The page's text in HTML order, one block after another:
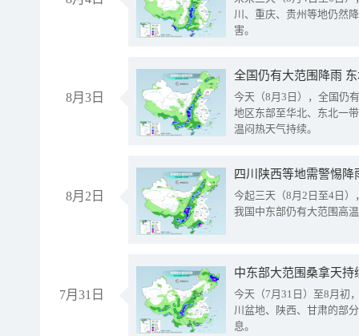
川、重庆、贵州等地仍然
害。
8月3日
全国仍有大范围降雨
今天（8月3日），全国仍
地区东部至华北、东北一
温闷热天气持续。
8月2日
今起三天（8月2日至4日
我国中东部仍有大范围高
7月31日
中东部大范围桑拿天
今天（7月31日）至8月初
川盆地、陕西、甘肃的部
息。